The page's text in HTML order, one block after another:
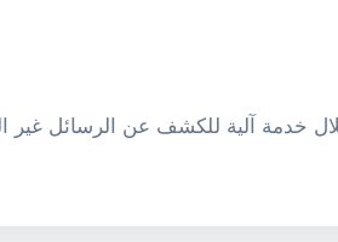
خدمة آلية للكشف عن الرسائل غير